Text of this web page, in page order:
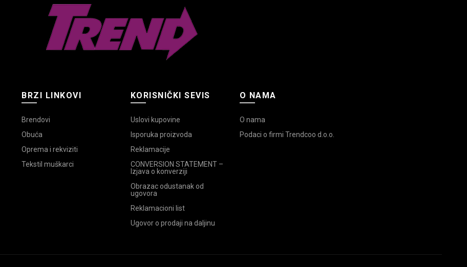
BRZI LINKOVI
Brendovi
Obuća
Oprema i rekviziti
Tekstil muškarci
KORISNIČKI SEVIS
Uslovi kupovine
Isporuka proizvoda
Reklamacije
CONVERSION STATEMENT –
Izjava o konverziji
Obrazac odustanak od
ugovora
Reklamacioni list
Ugovor o prodaji na daljinu
O NAMA
O nama
Podaci o firmi Trendcoo d.o.o.